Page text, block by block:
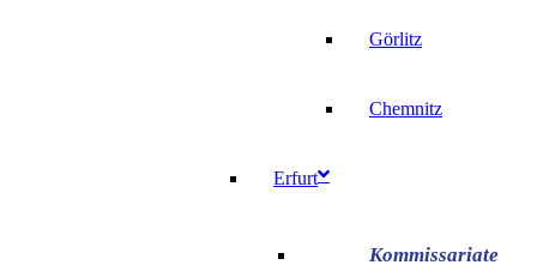
Görlitz
Chemnitz
Erfurt